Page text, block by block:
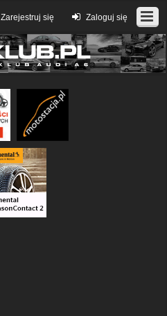
Zaloguj się
Zarejestruj się